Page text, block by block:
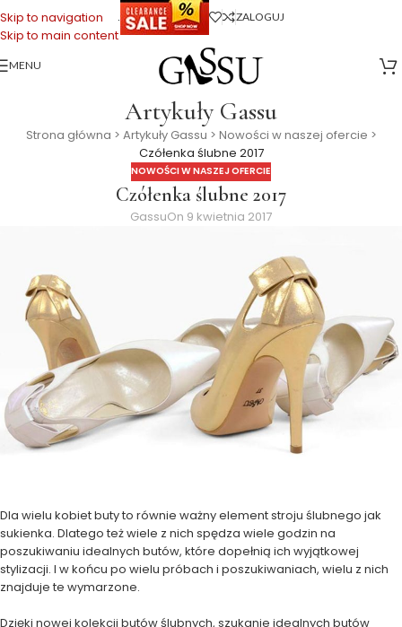
Skip to navigation
Skip to main content
. ZALOGUJ
MENU
Artykuły Gassu
Strona główna > Artykuły Gassu > Nowości w naszej ofercie >
Czółenka ślubne 2017
NOWOŚCI W NASZEJ OFERCIE
Czółenka ślubne 2017
GassuOn 9 kwietnia 2017
Dla wielu kobiet buty to równie ważny element stroju ślubnego jak
sukienka. Dlatego też wiele z nich spędza wiele godzin na
poszukiwaniu idealnych butów, które dopełnią ich wyjątkowej
stylizacji. I w końcu po wielu próbach i poszukiwaniach, wielu z nich
znajduje te wymarzone.
Dzięki nowej kolekcji butów ślubnych, szukanie idealnych butów